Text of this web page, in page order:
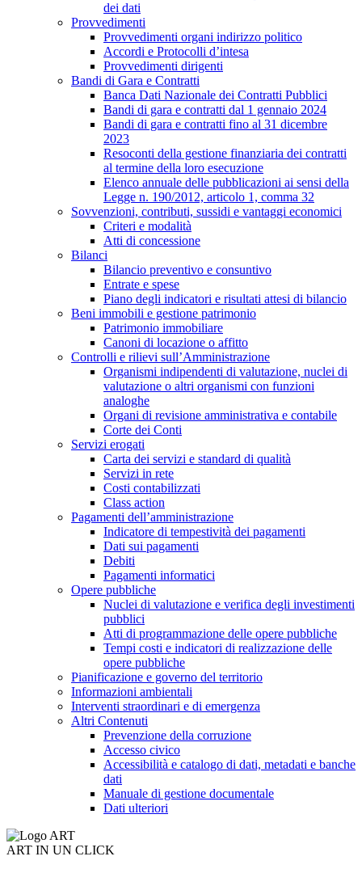
dei dati
Provvedimenti
Provvedimenti organi indirizzo politico
Accordi e Protocolli d’intesa
Provvedimenti dirigenti
Bandi di Gara e Contratti
Banca Dati Nazionale dei Contratti Pubblici
Bandi di gara e contratti dal 1 gennaio 2024
Bandi di gara e contratti fino al 31 dicembre
2023
Resoconti della gestione finanziaria dei contratti
al termine della loro esecuzione
Elenco annuale delle pubblicazioni ai sensi della
Legge n. 190/2012, articolo 1, comma 32
Sovvenzioni, contributi, sussidi e vantaggi economici
Criteri e modalità
Atti di concessione
Bilanci
Bilancio preventivo e consuntivo
Entrate e spese
Piano degli indicatori e risultati attesi di bilancio
Beni immobili e gestione patrimonio
Patrimonio immobiliare
Canoni di locazione o affitto
Controlli e rilievi sull’Amministrazione
Organismi indipendenti di valutazione, nuclei di
valutazione o altri organismi con funzioni
analoghe
Organi di revisione amministrativa e contabile
Corte dei Conti
Servizi erogati
Carta dei servizi e standard di qualità
Servizi in rete
Costi contabilizzati
Class action
Pagamenti dell’amministrazione
Indicatore di tempestività dei pagamenti
Dati sui pagamenti
Debiti
Pagamenti informatici
Opere pubbliche
Nuclei di valutazione e verifica degli investimenti
pubblici
Atti di programmazione delle opere pubbliche
Tempi costi e indicatori di realizzazione delle
opere pubbliche
Pianificazione e governo del territorio
Informazioni ambientali
Interventi straordinari e di emergenza
Altri Contenuti
Prevenzione della corruzione
Accesso civico
Accessibilità e catalogo di dati, metadati e banche
dati
Manuale di gestione documentale
Dati ulteriori
ART IN UN CLICK